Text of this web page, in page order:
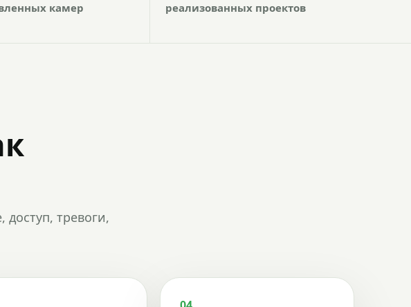
камер реализованных проектов
тревоги,